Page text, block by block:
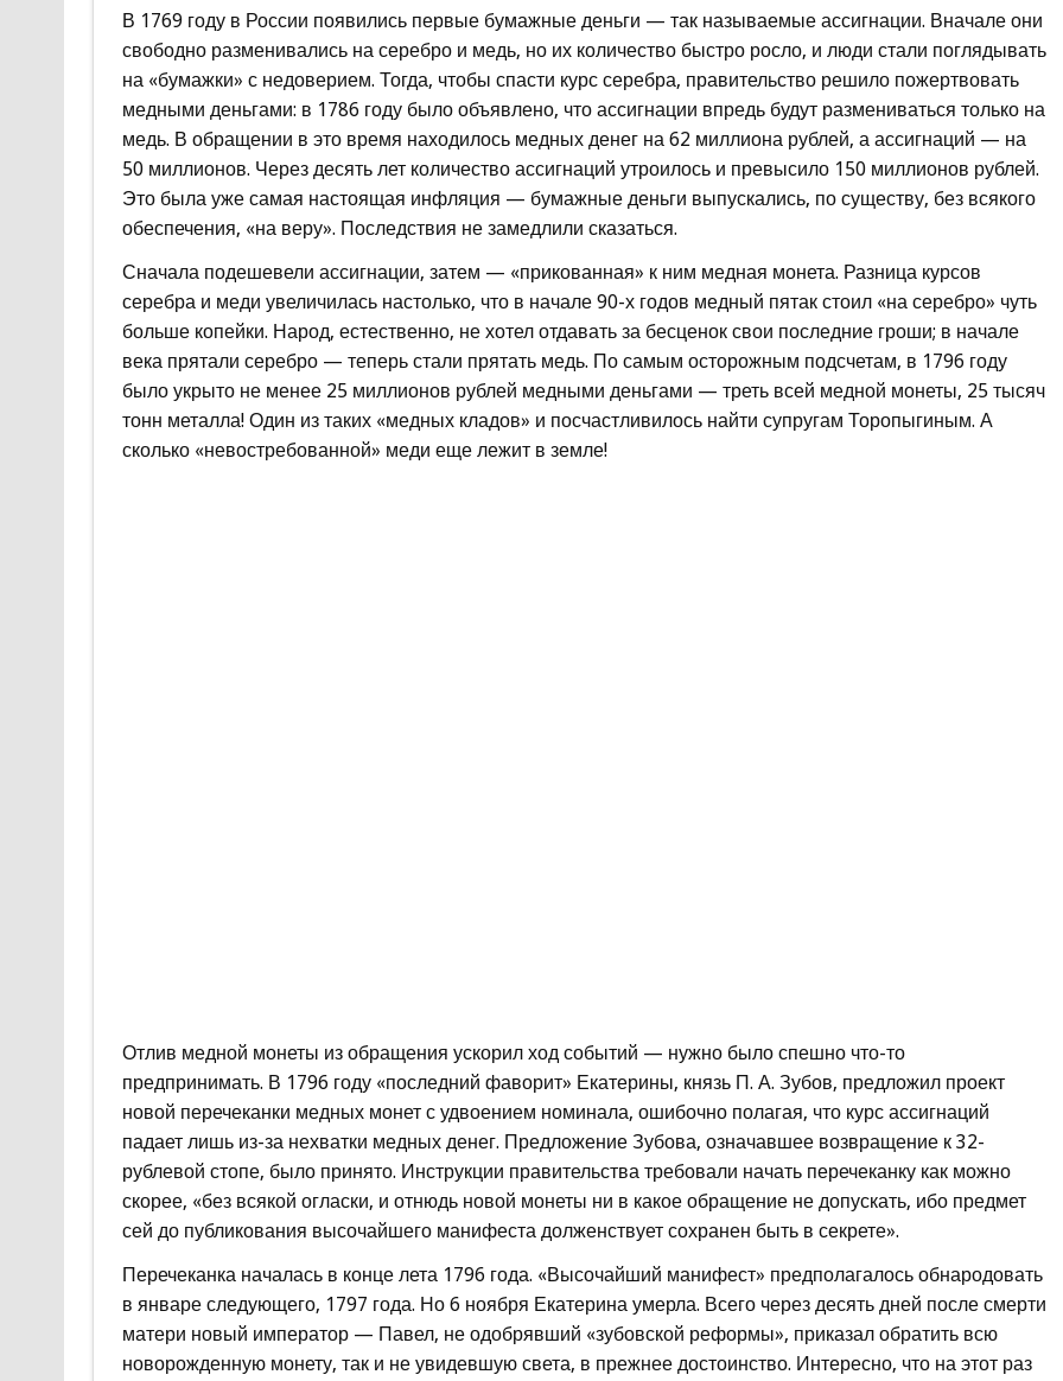
В 1769 году в России появились первые бумажные деньги — так называемые ассигнации. Вначале они
свободно разменивались на серебро и медь, но их количество быстро росло, и люди стали поглядывать
на «бумажки» с недоверием. Тогда, чтобы спасти курс серебра, правительство решило пожертвовать
медными деньгами: в 1786 году было объявлено, что ассигнации впредь будут размениваться только на
медь. В обращении в это время находилось медных денег на 62 миллиона рублей, а ассигнаций — на
50 миллионов. Через десять лет количество ассигнаций утроилось и превысило 150 миллионов рублей.
Это была уже самая настоящая инфляция — бумажные деньги выпускались, по существу, без всякого
обеспечения, «на веру». Последствия не замедлили сказаться.
Сначала подешевели ассигнации, затем — «прикованная» к ним медная монета. Разница курсов
серебра и меди увеличилась настолько, что в начале 90-х годов медный пятак стоил «на серебро» чуть
больше копейки. Народ, естественно, не хотел отдавать за бесценок свои последние гроши; в начале
века прятали серебро — теперь стали прятать медь. По самым осторожным подсчетам, в 1796 году
было укрыто не менее 25 миллионов рублей медными деньгами — треть всей медной монеты, 25 тысяч
тонн металла! Один из таких «медных кладов» и посчастливилось найти супругам Торопыгиным. А
сколько «невостребованной» меди еще лежит в земле!
Отлив медной монеты из обращения ускорил ход событий — нужно было спешно что-то
предпринимать. В 1796 году «последний фаворит» Екатерины, князь П. А. Зубов, предложил проект
новой перечеканки медных монет с удвоением номинала, ошибочно полагая, что курс ассигнаций
падает лишь из-за нехватки медных денег. Предложение Зубова, означавшее возвращение к 32-
рублевой стопе, было принято. Инструкции правительства требовали начать перечеканку как можно
скорее, «без всякой огласки, и отнюдь новой монеты ни в какое обращение не допускать, ибо предмет
сей до публикования высочайшего манифеста долженствует сохранен быть в секрете».
Перечеканка началась в конце лета 1796 года. «Высочайший манифест» предполагалось обнародовать
в январе следующего, 1797 года. Но 6 ноября Екатерина умерла. Всего через десять дней после смерти
матери новый император — Павел, не одобрявший «зубовской реформы», приказал обратить всю
новорожденную монету, так и не увидевшую света, в прежнее достоинство. Интересно, что на этот раз